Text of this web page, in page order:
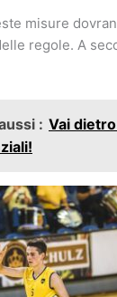
misure
regole. A
: Vai